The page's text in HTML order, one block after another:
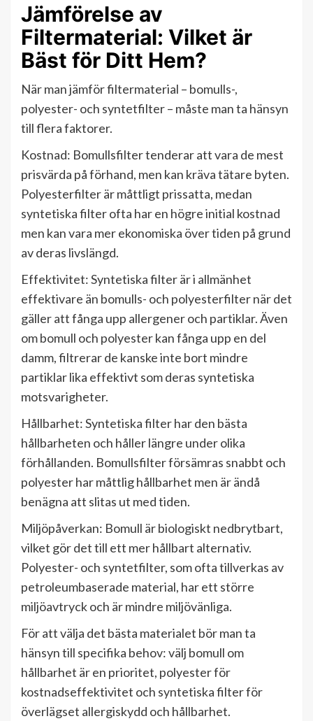
Jämförelse av
Filtermaterial: Vilket är
Bäst för Ditt Hem?
När man jämför filtermaterial – bomulls-,
polyester- och syntetfilter – måste man ta hänsyn
till flera faktorer.
Kostnad: Bomullsfilter tenderar att vara de mest
prisvärda på förhand, men kan kräva tätare byten.
Polyesterfilter är måttligt prissatta, medan
syntetiska filter ofta har en högre initial kostnad
men kan vara mer ekonomiska över tiden på grund
av deras livslängd.
Effektivitet: Syntetiska filter är i allmänhet
effektivare än bomulls- och polyesterfilter när det
gäller att fånga upp allergener och partiklar. Även
om bomull och polyester kan fånga upp en del
damm, filtrerar de kanske inte bort mindre
partiklar lika effektivt som deras syntetiska
motsvarigheter.
Hållbarhet: Syntetiska filter har den bästa
hållbarheten och håller längre under olika
förhållanden. Bomullsfilter försämras snabbt och
polyester har måttlig hållbarhet men är ändå
benägna att slitas ut med tiden.
Miljöpåverkan: Bomull är biologiskt nedbrytbart,
vilket gör det till ett mer hållbart alternativ.
Polyester- och syntetfilter, som ofta tillverkas av
petroleumbaserade material, har ett större
miljöavtryck och är mindre miljövänliga.
För att välja det bästa materialet bör man ta
hänsyn till specifika behov: välj bomull om
hållbarhet är en prioritet, polyester för
kostnadseffektivitet och syntetiska filter för
överlägset allergiskydd och hållbarhet.